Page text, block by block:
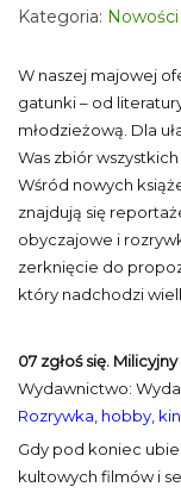
Kategoria:
W naszej majowej
gatunki – od
młodzieżową. Dla
Was zbiór
Wśród nowych
znajdują się
obyczajowe i
zerknięcie do
który nadchodzi
07 zgłoś się.
Wydawnictwo:
Rozrywka, hobby,
Gdy pod koniec
kultowych filmów i